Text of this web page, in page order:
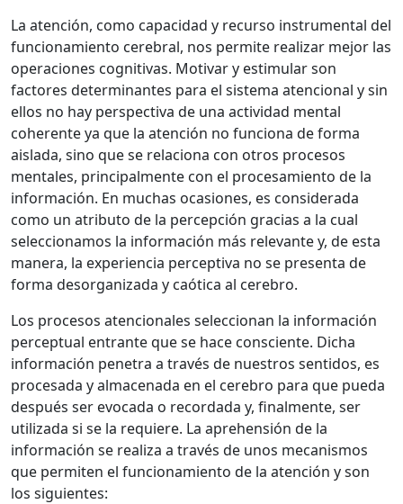
La atención, como capacidad y recurso instrumental del
funcionamiento cerebral, nos permite realizar mejor las
operaciones cognitivas. Motivar y estimular son
factores determinantes para el sistema atencional y sin
ellos no hay perspectiva de una actividad mental
coherente ya que la atención no funciona de forma
aislada, sino que se relaciona con otros procesos
mentales, principalmente con el procesamiento de la
información. En muchas ocasiones, es considerada
como un atributo de la percepción gracias a la cual
seleccionamos la información más relevante y, de esta
manera, la experiencia perceptiva no se presenta de
forma desorganizada y caótica al cerebro.
Los procesos atencionales seleccionan la información
perceptual entrante que se hace consciente. Dicha
información penetra a través de nuestros sentidos, es
procesada y almacenada en el cerebro para que pueda
después ser evocada o recordada y, finalmente, ser
utilizada si se la requiere. La aprehensión de la
información se realiza a través de unos mecanismos
que permiten el funcionamiento de la atención y son
los siguientes: